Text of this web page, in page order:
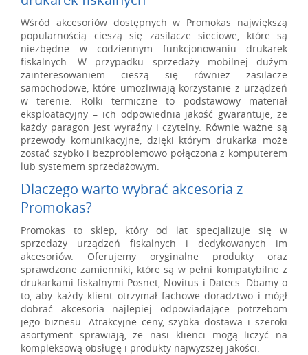
Wśród akcesoriów dostępnych w Promokas największą
popularnością cieszą się zasilacze sieciowe, które są
niezbędne w codziennym funkcjonowaniu drukarek
fiskalnych. W przypadku sprzedaży mobilnej dużym
zainteresowaniem cieszą się również zasilacze
samochodowe, które umożliwiają korzystanie z urządzeń
w terenie. Rolki termiczne to podstawowy materiał
eksploatacyjny – ich odpowiednia jakość gwarantuje, że
każdy paragon jest wyraźny i czytelny. Równie ważne są
przewody komunikacyjne, dzięki którym drukarka może
zostać szybko i bezproblemowo połączona z komputerem
lub systemem sprzedażowym.
Dlaczego warto wybrać akcesoria z
Promokas?
Promokas to sklep, który od lat specjalizuje się w
sprzedaży urządzeń fiskalnych i dedykowanych im
akcesoriów. Oferujemy oryginalne produkty oraz
sprawdzone zamienniki, które są w pełni kompatybilne z
drukarkami fiskalnymi Posnet, Novitus i Datecs. Dbamy o
to, aby każdy klient otrzymał fachowe doradztwo i mógł
dobrać akcesoria najlepiej odpowiadające potrzebom
jego biznesu. Atrakcyjne ceny, szybka dostawa i szeroki
asortyment sprawiają, że nasi klienci mogą liczyć na
kompleksową obsługę i produkty najwyższej jakości.